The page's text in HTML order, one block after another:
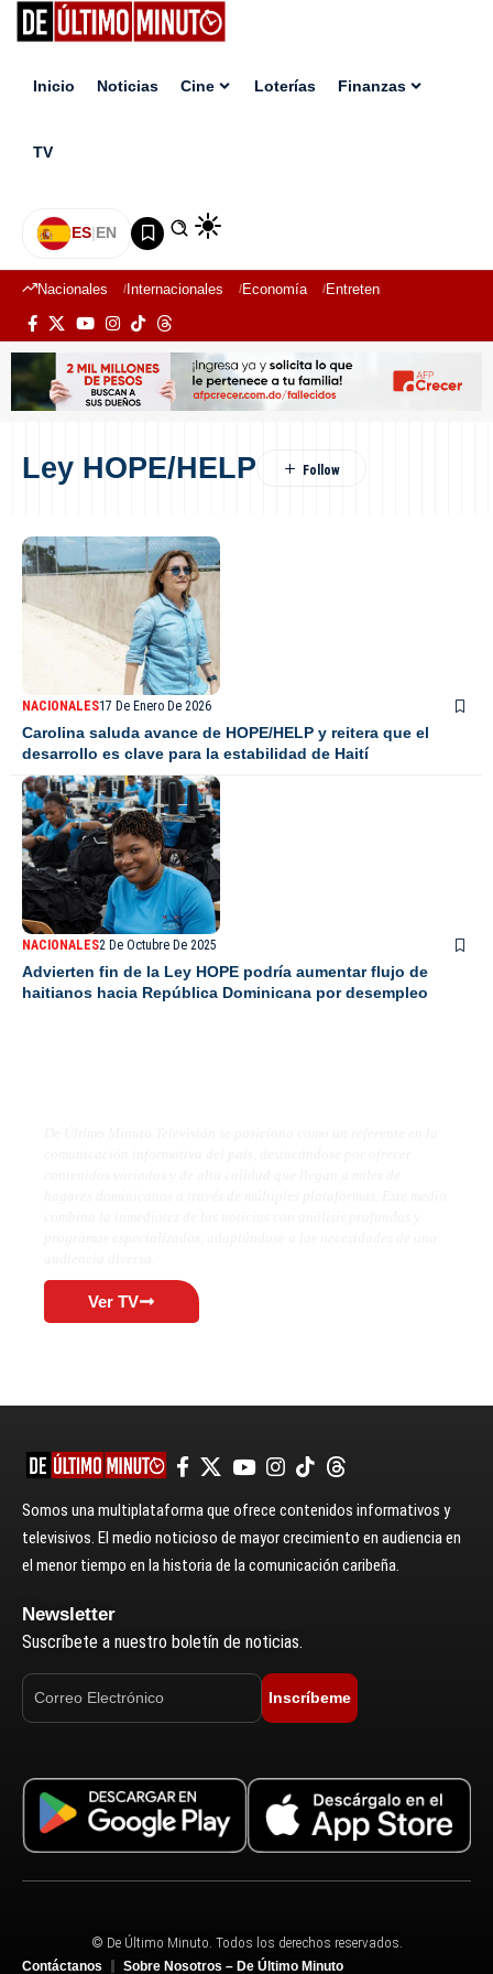
Inicio Noticias Cine Loterías Finanzas
TV
ES|EN
Nacionales Internacionales Economía Entretenimiento
Ley HOPE/HELP
NACIONALES17 De Enero De 2026
Carolina saluda avance de HOPE/HELP y reitera que el
desarrollo es clave para la estabilidad de Haití
NACIONALES2 De Octubre De 2025
Advierten fin de la Ley HOPE podría aumentar flujo de
haitianos hacia República Dominicana por desempleo
Ver TV
Somos una multiplataforma que ofrece contenidos informativos y
televisivos. El medio noticioso de mayor crecimiento en audiencia en
el menor tiempo en la historia de la comunicación caribeña.
Newsletter
Suscríbete a nuestro boletín de noticias.
Inscríbeme
© De Último Minuto. Todos los derechos reservados.
Contáctanos Sobre Nosotros – De Último Minuto